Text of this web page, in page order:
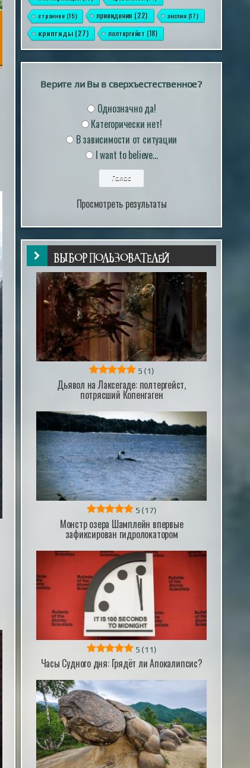
странное(15) привидения (22) англия(17)
криптиды(27) полтергейст(18)
Верите ли Вы в сверхъестественное?
Однозначно да!
Категорически нет!
В зависимости от ситуации
I want to believe...
Просмотреть результаты
ВЫБОР ПОЛЬЗОВАТЕЛЕЙ
5 (1)
Дьявол на Лаксегаде: полтергейст,
потрясший Копенгаген
5 (17)
Монстр озера Шамплейн впервые
зафиксирован гидролокатором
5 (11)
Часы Судного дня: Грядёт ли Апокалипсис?